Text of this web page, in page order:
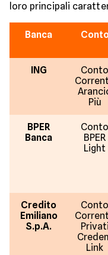
loro principali
Banca
ING
Conto
Più
BPER
Banca
Conto
BPER
Light
Credito
Emiliano
S.p.A.
Conto
Privati
Link